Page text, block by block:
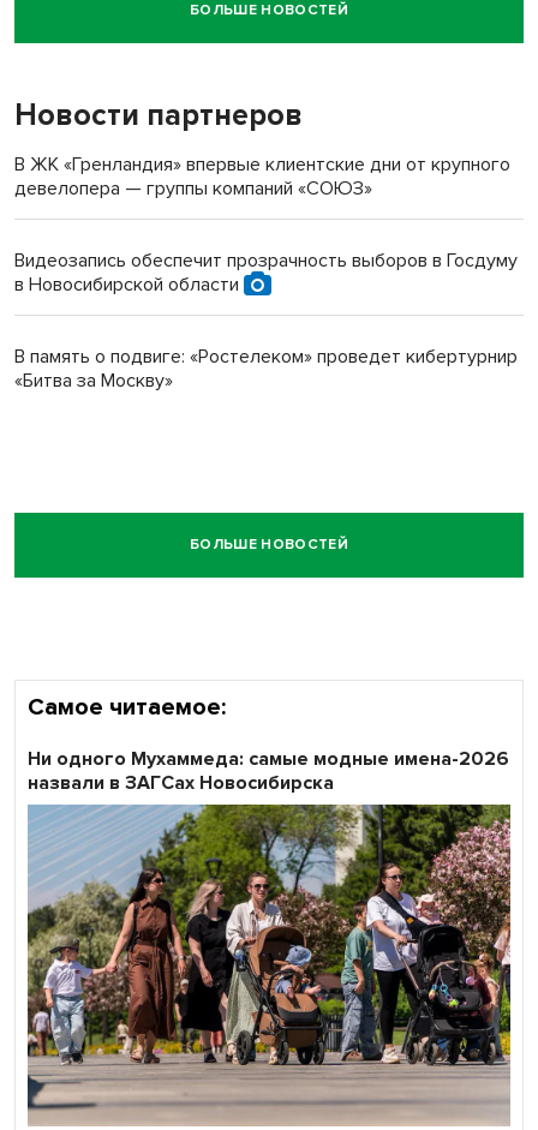
Новосибирский суд наказал водителя за смерть
пенсионерки на вокзале
БОЛЬШЕ НОВОСТЕЙ
Новости партнеров
В ЖК «Гренландия» впервые клиентские дни от крупного
девелопера — группы компаний «СОЮЗ»
Видеозапись обеспечит прозрачность выборов в Госдуму
в Новосибирской области
В память о подвиге: «Ростелеком» проведет кибертурнир
«Битва за Москву»
БОЛЬШЕ НОВОСТЕЙ
Самое читаемое:
Ни одного Мухаммеда: самые модные имена-2026
назвали в ЗАГСах Новосибирска